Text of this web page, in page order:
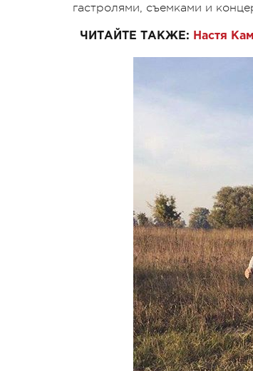
гастролями, съемками и
ЧИТАЙТЕ ТАКЖЕ: Настя